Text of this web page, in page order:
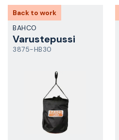
Back to work
BAHCO
Varustepussi
3875-HB30